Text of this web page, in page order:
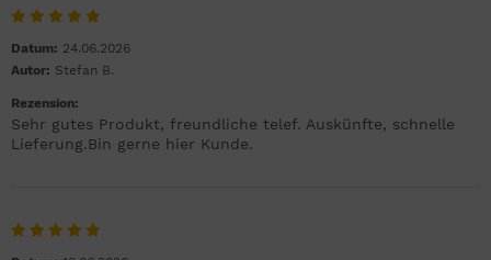
Datum: 24.06.2026
Autor: Stefan B.
Rezension:
Sehr gutes Produkt, freundliche telef. Auskünfte, schnelle
Lieferung.Bin gerne hier Kunde.